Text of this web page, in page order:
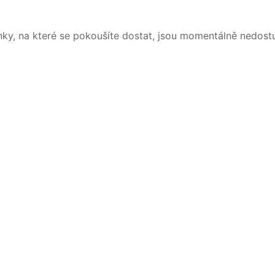
na které se pokoušíte dostat, jsou momentálně